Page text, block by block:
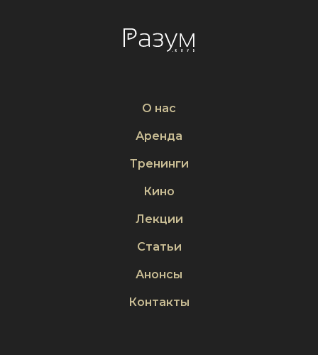
О нас
Аренда
Тренинги
Кино
Лекции
Статьи
Анонсы
Контакты